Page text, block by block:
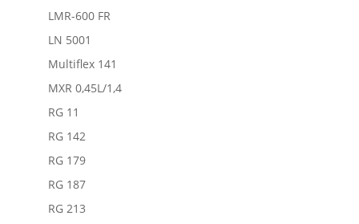
LMR-600 FR
LN 5001
Multiflex 141
MXR 0,45L/1,4
RG 11
RG 142
RG 179
RG 187
RG 213